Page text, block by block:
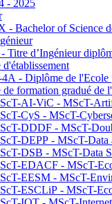
- 2025
- Bachelor of Science
Titre d’Ingénieur
- Diplôme de l'Ecole
formation gradué de
AI-ViC - MScT-
CyS - MScT-
DDDF - MScT-
DEPP - MScT-
DSB - MScT-Data
EDACF - MScT-
EESM - MScT-
ESCLiP - MScT-